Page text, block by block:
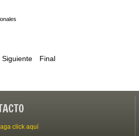
Siguiente Final
click aquí